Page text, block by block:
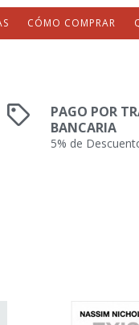
CÓMO COMPRAR
PAGO POR
BANCARIA
5% de